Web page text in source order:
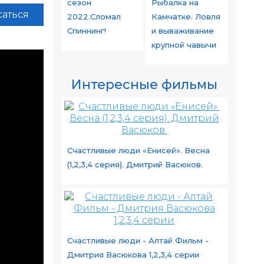
сезон
2022.Сломал
Спиннинг!
Рыбалка на
Камчатке. Ловля
и вываживание
крупной чавычи
Интересные фильмы
Счастливые люди «Енисей». Весна
(1,2,3,4 серия). Дмитрий Васюков.
Счастливые люди - Алтай Фильм -
Дмитрия Васюкова 1,2,3,4 серии